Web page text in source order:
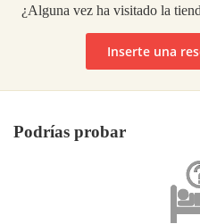
¿Alguna vez ha visitado la
Inserte una
Podrías probar